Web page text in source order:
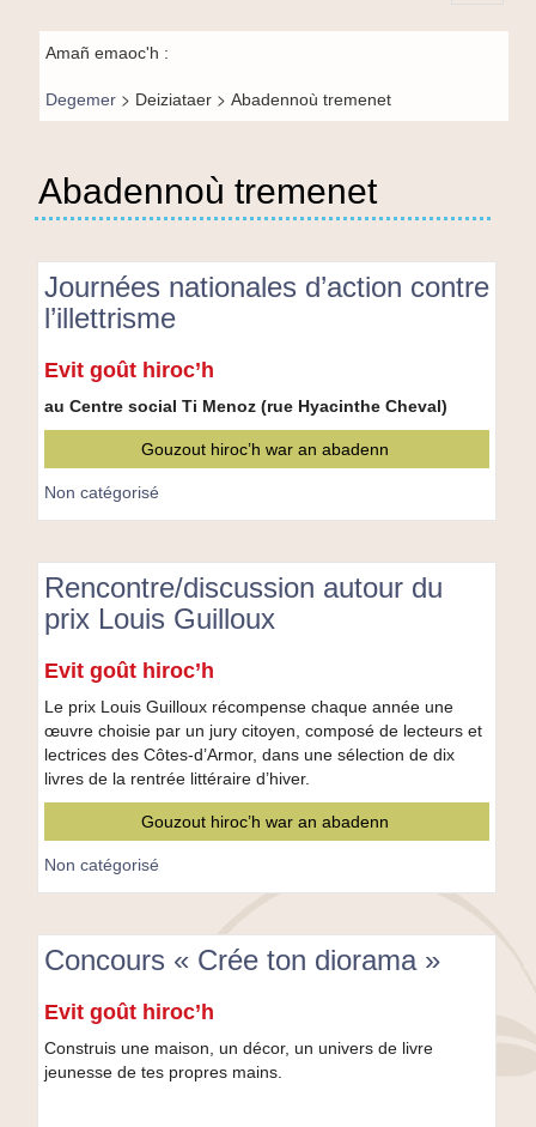
BR-fr
Fil de
navigation-
BR
Amañ emaoc'h :
Degemer > Deiziataer > Abadennoù tremenet
Abadennoù tremenet
Journées nationales d’action contre
l’illettrisme
nationales
d’action
contre
Evit goût hiroc’h
au Centre social Ti Menoz (rue Hyacinthe Cheval)
Gouzout hiroc’h war an abadenn
Non catégorisé
Rencontre/discussion autour du
prix Louis Guilloux
Rencontre/discussion
autour
du
prix
Louis
Guilloux
Evit goût hiroc’h
Le prix Louis Guilloux récompense chaque année une
œuvre choisie par un jury citoyen, composé de lecteurs et
lectrices des Côtes-d’Armor, dans une sélection de dix
livres de la rentrée littéraire d’hiver.
Gouzout hiroc’h war an abadenn
Non catégorisé
Concours « Crée ton diorama »
«
Crée
ton
Evit goût hiroc’h
Construis une maison, un décor, un univers de livre
jeunesse de tes propres mains.